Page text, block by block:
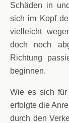
Schäden in
sich im Kopf
vielleicht
doch noch
Richtung
beginnen.
Wie es sich für
erfolgte die
durch den